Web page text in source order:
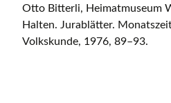
Otto Bitterli, Heimatmuseum
Halten. Jurablätter.
Volkskunde, 1976, 89–93.